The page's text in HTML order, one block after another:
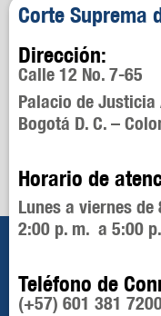
Corte Suprema
Dirección:
Calle 12 No. 7-65
Palacio de Justicia
Bogotá D. C. –
Horario de
Lunes a viernes
2:00 p. m. a 5:00
Teléfono de
(+57) 601 381